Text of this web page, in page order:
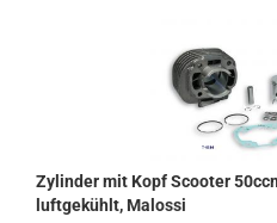
Zylinder mit Kopf Scooter
luftgekühlt, Malossi